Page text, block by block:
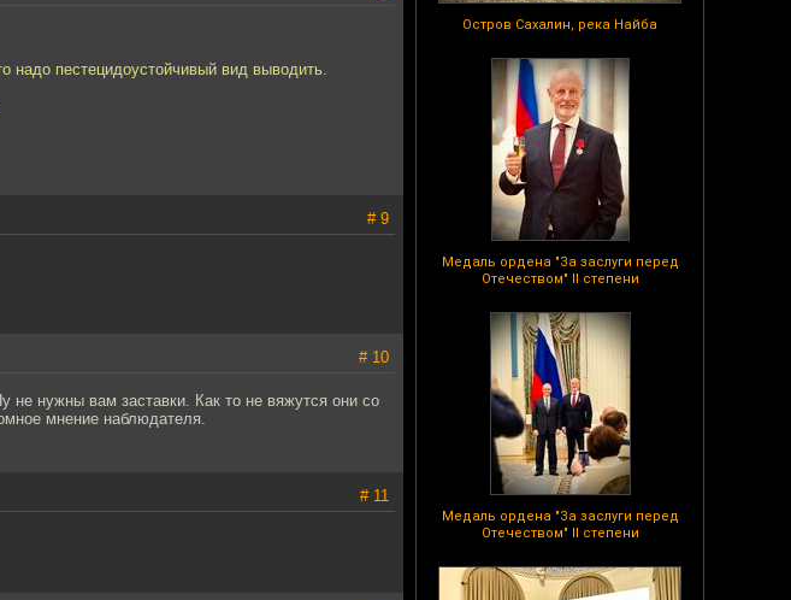
Остров Сахалин, река Найба
Медаль ордена "За заслуги перед
Отечеством" II степени
Медаль ордена "За заслуги перед
Отечеством" II степени
надо пестецидоустойчивый вид выводить.
# 9
# 10
не нужны вам заставки. Как то не вяжутся они со
мнение наблюдателя.
# 11